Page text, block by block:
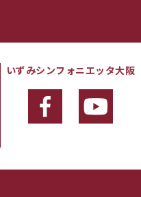
いずみシンフォニエッタ大阪